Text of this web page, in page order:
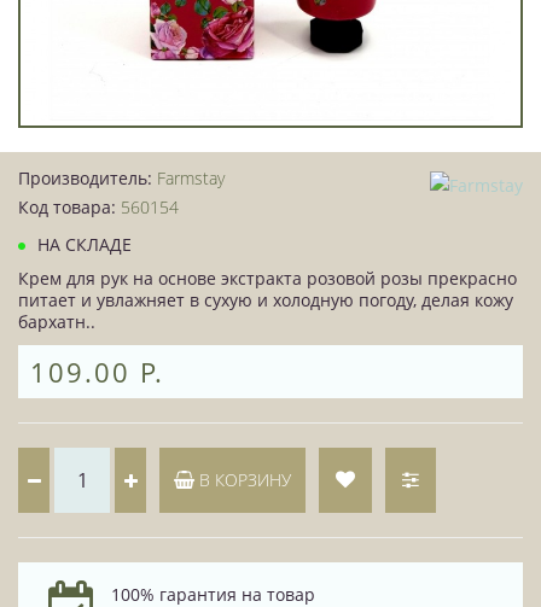
Производитель: Farmstay
Код товара: 560154
НА СКЛАДЕ
Крем для рук на основе экстракта розовой розы прекрасно
питает и увлажняет в сухую и холодную погоду, делая кожу
бархатн..
109.00 Р.
В КОРЗИНУ
100% гарантия на товар